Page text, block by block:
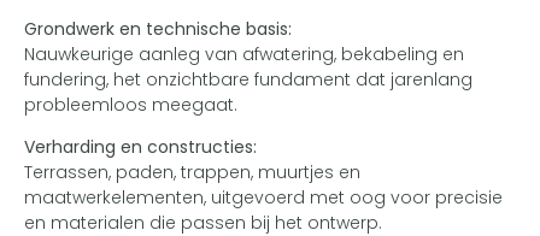
Grondwerk en technische basis:
Nauwkeurige aanleg van afwatering, bekabeling en
fundering, het onzichtbare fundament dat jarenlang
probleemloos meegaat.
Verharding en constructies:
Terrassen, paden, trappen, muurtjes en
maatwerkelementen, uitgevoerd met oog voor precisie
en materialen die passen bij het ontwerp.